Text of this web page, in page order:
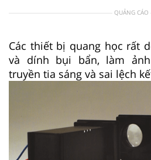
QUẢNG CÁO
Các thiết bị quang học rất
và dính bụi bẩn, làm
truyền tia sáng và sai lệch